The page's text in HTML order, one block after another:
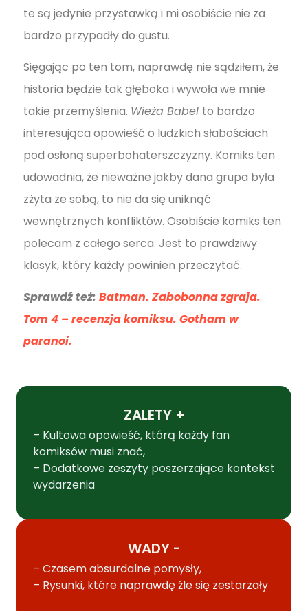
te są jedynie przystawką i mi osobiście nie za
bardzo przypadły do gustu.
Sięgając po ten tom, naprawdę nie sądziłem, że
historia będzie tak głęboka i wywoła we mnie
takie przemyślenia. Wieża Babel to bardzo
interesująca opowieść o ludzkich słabościach
pod osłoną superbohaterszczyzny. Komiks ten
udowadnia, że nieważne jakby dana grupa była
zżyta ze sobą, to nie da się uniknąć
wewnętrznych konfliktów. Osobiście komiks ten
polecam z całego serca. Jest to prawdziwy
klasyk, który każdy powinien przeczytać.
Sprawdź też: Batman. Zabobonna zgraja.
Tom 4 – recenzja komiksu. Gotham w
paranoi.
ZALETY +
– Kultowa opowieść, którą każdy fan
komiksów musi znać,
– Dodatkowe zeszyty poszerzające kontekst
wydarzenia
WADY -
– Czasem absurdalne pomysły,
– Rysunki, które naprawdę źle się zestarzały